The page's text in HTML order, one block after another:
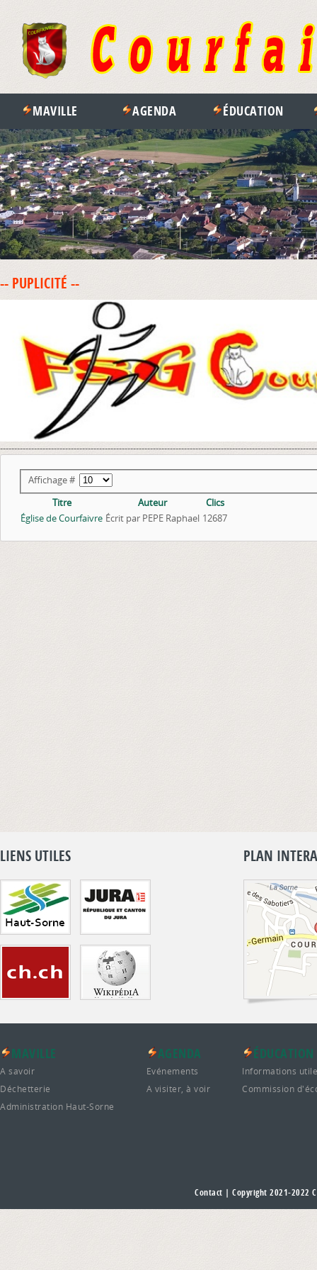
MAVILLE AGENDA ÉDUCATION
-- PUPLICITÉ --
Affichage #
Titre
Auteur
Clics
Église de Courfaivre Écrit par PEPE Raphael 12687
LIENS UTILES PLAN
MAVILLE
A savoir
Déchetterie
Administration Haut-Sorne
AGENDA
Evénements
A visiter, à voir
ÉDUCATION
Informations
Commission
Contact | Copyright 2021-2022